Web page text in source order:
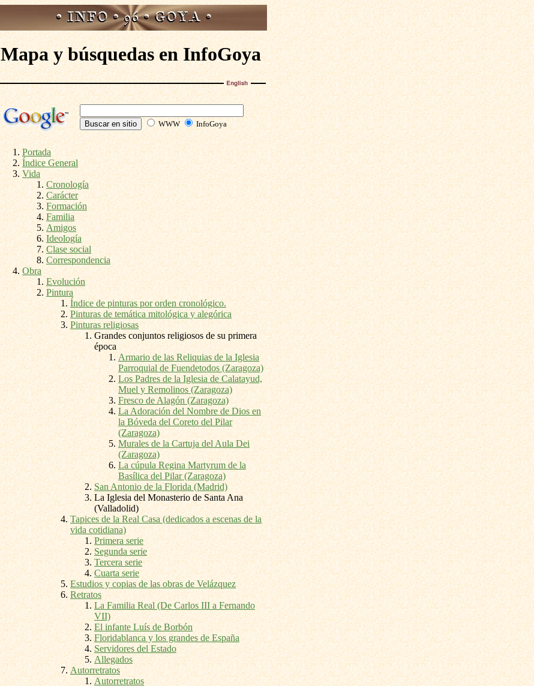
Mapa y búsquedas en InfoGoya
WWW InfoGoya
Portada
Índice General
Vida
Cronología
Carácter
Formación
Familia
Amigos
Ideología
Clase social
Correspondencia
Obra
Evolución
Pintura
Índice de pinturas por orden cronológico.
Pinturas de temática mitológica y alegórica
Pinturas religiosas
Grandes conjuntos religiosos de su primera
época
Armario de las Reliquias de la Iglesia
Parroquial de Fuendetodos (Zaragoza)
Los Padres de la Iglesia de Calatayud,
Muel y Remolinos (Zaragoza)
Fresco de Alagón (Zaragoza)
La Adoración del Nombre de Dios en
la Bóveda del Coreto del Pilar
(Zaragoza)
Murales de la Cartuja del Aula Dei
(Zaragoza)
La cúpula Regina Martyrum de la
Basílica del Pilar (Zaragoza)
San Antonio de la Florida (Madrid)
La Iglesia del Monasterio de Santa Ana
(Valladolid)
Tapices de la Real Casa (dedicados a escenas de la
vida cotidiana)
Primera serie
Segunda serie
Tercera serie
Cuarta serie
Estudios y copias de las obras de Velázquez
Retratos
La Familia Real (De Carlos III a Fernando
VII)
El infante Luís de Borbón
Floridablanca y los grandes de España
Servidores del Estado
Allegados
Autorretratos
Autorretratos